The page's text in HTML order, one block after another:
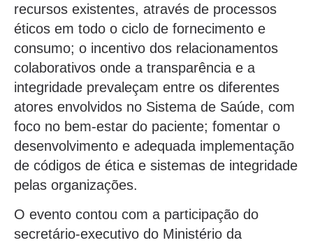
recursos existentes, através de processos
éticos em todo o ciclo de fornecimento e
consumo; o incentivo dos relacionamentos
colaborativos onde a transparência e a
integridade prevaleçam entre os diferentes
atores envolvidos no Sistema de Saúde, com
foco no bem-estar do paciente; fomentar o
desenvolvimento e adequada implementação
de códigos de ética e sistemas de integridade
pelas organizações.
O evento contou com a participação do
secretário-executivo do Ministério da